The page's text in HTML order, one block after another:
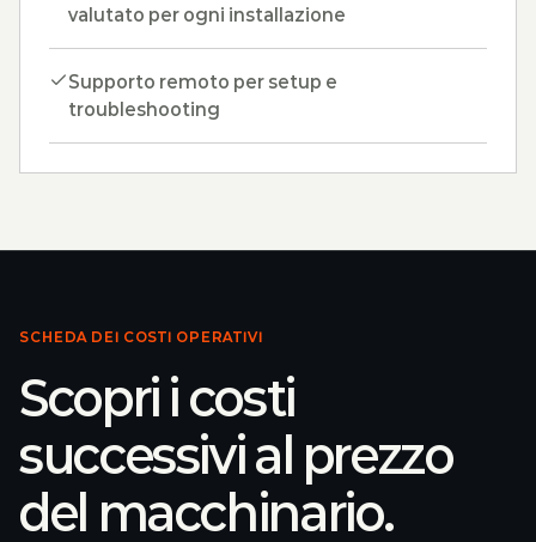
valutato per ogni installazione
Supporto remoto per setup e
troubleshooting
SCHEDA DEI COSTI OPERATIVI
Scopri i costi
successivi al prezzo
del macchinario.